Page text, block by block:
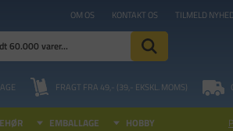
OM OS KONTAKT OS TILMELD
FRAGT FRA 49,- (39,- EKSKL. MOMS)
EMBALLAGE HOBBY